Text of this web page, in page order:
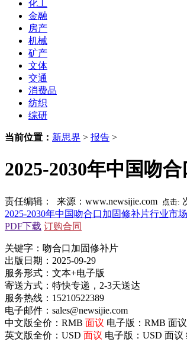
化工
金融
房产
机械
矿产
文体
交通
消费品
纺织
综研
当前位置： 新思界 > 报告 >
2025-2030年中国吻
责任编辑： 来源：www.newsijie.com 点击:
2025-2030年中国吻合口加固修补片行业市
PDF下载 订购合同
关键字：吻合口加固修补片
出版日期：2025-09-29
服务形式：文本+电子版
寄送方式：特快专递，2-3天送达
服务热线：15210522389
电子邮件：sales@newsijie.com
中文版全价：RMB 面议 电子版：RMB 面议
英文版全价：USD 面议 电子版：USD 面议